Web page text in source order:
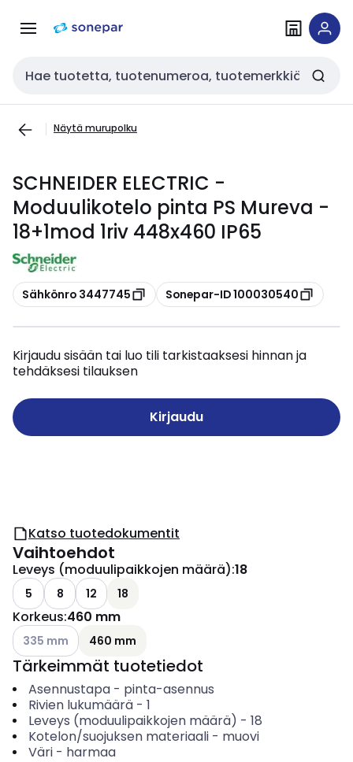
navigointiinsisältöön
Haku
Näytä murupolku
SCHNEIDER ELECTRIC -
Moduulikotelo pinta PS Mureva -
18+1mod 1riv 448x460 IP65
Kopioi
Sähkönro 3447745 Kopioi
Sonepar-ID 100030540
Kirjaudu sisään tai luo tili tarkistaaksesi hinnan ja
tehdäksesi tilauksen
Kirjaudu
Katso tuotedokumentit
Vaihtoehdot
Leveys (moduulipaikkojen määrä):18
5 8 12 18
Korkeus:460 mm
Katso käytettävissä olevat vaihtoehdot
335 mm 460 mm
Tärkeimmät tuotetiedot
Asennustapa- pinta-asennus
Rivien lukumäärä- 1
Leveys (moduulipaikkojen määrä) - 18
Kotelon/suojuksen materiaali- muovi
Väri- harmaa